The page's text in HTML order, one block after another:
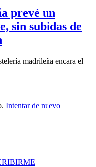
prevé un
sin subidas de
madrileña encara el
Intentar de nuevo